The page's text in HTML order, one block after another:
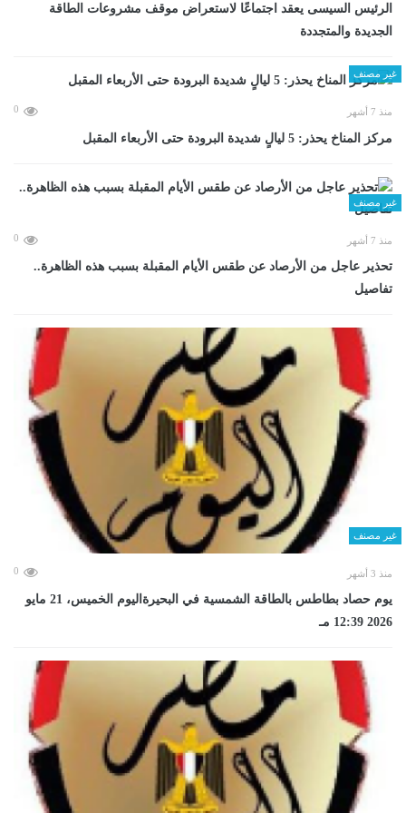
الرئيس السيسى يعقد اجتماعًا لاستعراض موقف مشروعات الطاقة
الجديدة والمتجددة
غير مصنف
منذ 7 أشهر 0
مركز المناخ يحذر: 5 ليالٍ شديدة البرودة حتى الأربعاء المقبل
غير مصنف
منذ 7 أشهر 0
تحذير عاجل من الأرصاد عن طقس الأيام المقبلة بسبب هذه الظاهرة..
تفاصيل
غير مصنف
منذ 3 أشهر 0
يوم حصاد بطاطس بالطاقة الشمسية في البحيرةاليوم الخميس، 21 مايو
2026 12:39 مـ